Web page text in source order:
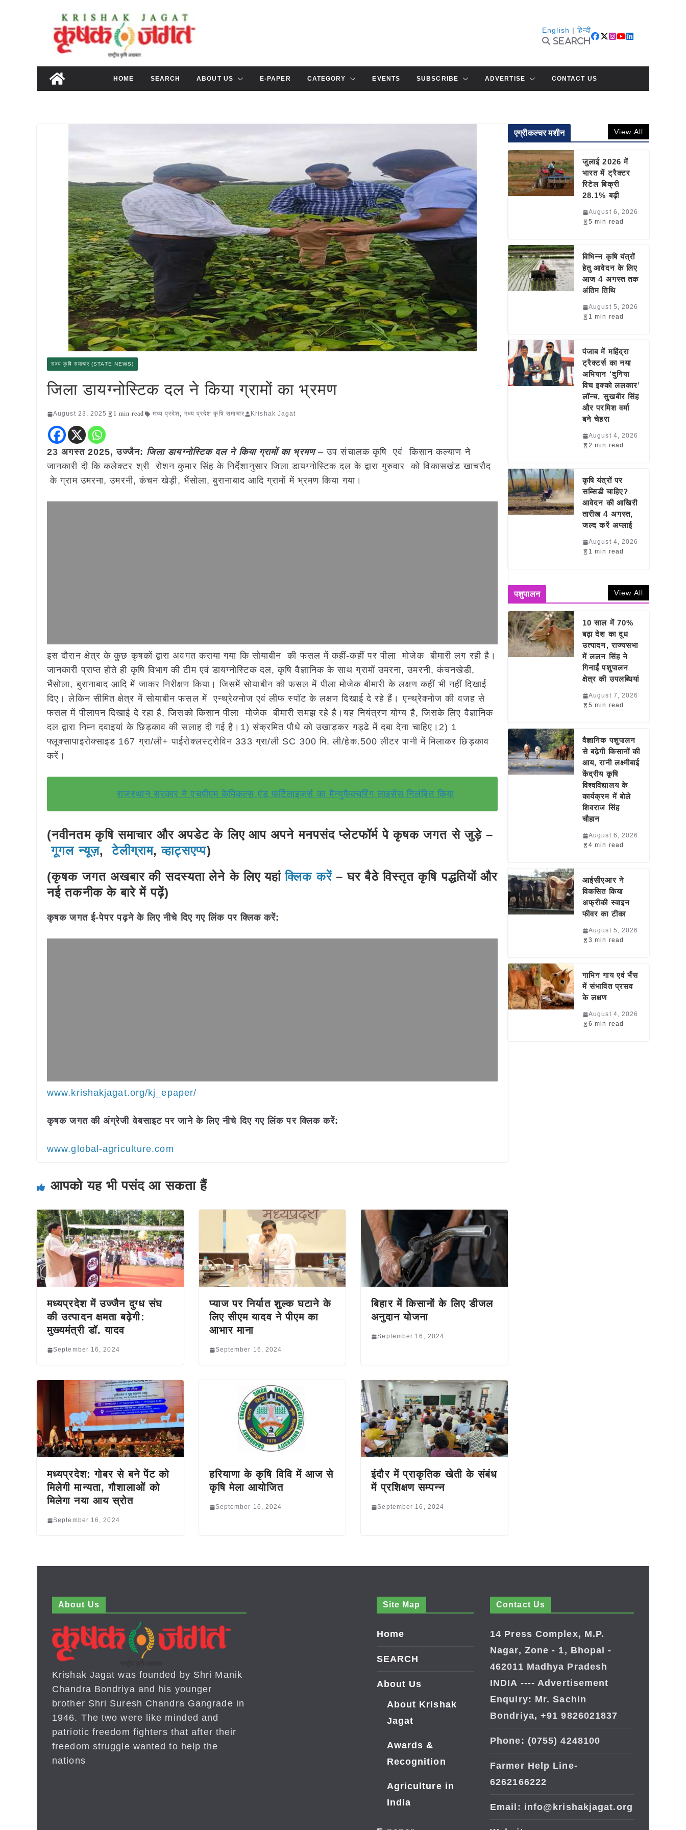
content
English | हिन्दी
Search
HOME SEARCH ABOUT US E-PAPER CATEGORY EVENTS SUBSCRIBE ADVERTISE CONTACT US
राज्य कृषि समाचार (STATE NEWS)
जिला डायग्नोस्टिक दल ने किया ग्रामों का भ्रमण
August 23, 2025 1 min read मध्य प्रदेश, मध्य प्रदेश कृषि समाचार Krishak Jagat
23 अगस्त 2025,उज्जैन: जिला डायग्नोस्टिक दल ने किया ग्रामों का भ्रमण– उप संचालक कृषि एवं किसान कल्याण ने
जानकारी दी कि कलेक्टर श्री रोशन कुमार सिंह के निर्देशानुसार जिला डायग्नोस्टिक दल के ‌द्वारा गुरुवार को विकासखंड खाचरौद
के ग्राम उमरना, उमरनी, कंचन खेड़ी, भैंसोला, बुरानाबाद आदि ग्रामों में भ्रमण किया गया।
इस दौरान क्षेत्र के कुछ कृषकों द्वारा अवगत कराया गया कि सोयाबीन की फसल में कहीं-कहीं पर पीला मोजेक बीमारी लग रही है।
जानकारी प्राप्त होते ही कृषि विभाग की टीम एवं डायग्नोस्टिक दल, कृषि वैज्ञानिक के साथ ग्रामों उमरना, उमरनी, कंचनखेडी,
भैंसोला, बुरानाबाद आदि में जाकर निरीक्षण किया। जिसमें सोयाबीन की फसल में पीला मोजेक बीमारी के लक्षण कहीं भी नहीं दिखाई
दिए। लेकिन सीमित क्षेत्र में सोयाबीन फसल में एन्थ्रेक्नोज एवं लीफ स्पॉट के लक्षण दिखाई दे रहे हैं। एन्थ्रेक्नोज की वजह से
फसल में पीलापन दिखाई दे रहा है, जिसको किसान पीला मोजेक बीमारी समझ रहे है।यह नियंत्रण योग्य है, जिसके लिए वैज्ञानिक
दल द्वारा निम्न दवाइयां के छिड़काव की सलाह दी गई है।1) संक्रमित पौधे को उखाड़कर गड्ढे में दबा देना चाहिए।2) 1
फ्लूक्सापाइरोक्साइड 167 ग्रा/ली+ पाईरोक्लस्ट्रोविन 333 ग्रा/ली SC 300 मि. ली/हेक.500 लीटर पानी में मिलाकर छिड़काव
करें।
राजस्थान सरकार ने एचपीएम केमिकल्स एंड फर्टिलाइजर्स का मैन्युफैक्चरिंग लाइसेंस निलंबित किया
(नवीनतम कृषि समाचार और अपडेट के लिए आप अपने मनपसंद प्लेटफॉर्म पे कृषक जगत से जुड़े –
गूगल न्यूज़,टेलीग्राम,व्हाट्सएप्प)
(कृषक जगत अखबार की सदस्यता लेने के लिए यहांक्लिक करें– घर बैठे विस्तृत कृषि पद्धतियों और
नई तकनीक के बारे में पढ़ें)
कृषक जगत ई-पेपर पढ़ने के लिए नीचे दिए गए लिंक पर क्लिक करें:
www.krishakjagat.org/kj_epaper/
कृषक जगत की अंग्रेजी वेबसाइट पर जाने के लिए नीचे दिए गए लिंक पर क्लिक करें:
www.global-agriculture.com
आपको यह भी पसंद आ सकता हैं
मध्यप्रदेश में उज्जैन दुग्ध संघ
की उत्पादन क्षमता बढ़ेगी:
मुख्यमंत्री डॉ. यादव
September 16, 2024
प्याज पर निर्यात शुल्क घटाने के
लिए सीएम यादव ने पीएम का
आभार माना
September 16, 2024
बिहार में किसानों के लिए डीजल
अनुदान योजना
September 16, 2024
मध्यप्रदेश: गोबर से बने पेंट को
मिलेगी मान्यता, गौशालाओं को
मिलेगा नया आय स्रोत
September 16, 2024
हरियाणा के कृषि विवि में आज से
कृषि मेला आयोजित
September 16, 2024
इंदौर में प्राकृतिक खेती के संबंध
में प्रशिक्षण सम्पन्न
September 16, 2024
एग्रीकल्चर मशीन View All
जुलाई 2026 में
भारत में ट्रैक्टर
रिटेल बिक्री
28.1% बढ़ी
August 6, 2026
5 min read
विभिन्न कृषि यंत्रों
हेतु आवेदन के लिए
आज 4 अगस्त तक
अंतिम तिथि
August 5, 2026
1 min read
पंजाब में महिंद्रा
ट्रैक्टर्स का नया
अभियान ‘दुनिया
विच इक्को ललकार’
लॉन्च, सुखबीर सिंह
और परमिश वर्मा
बने चेहरा
August 4, 2026
2 min read
कृषि यंत्रों पर
सब्सिडी चाहिए?
आवेदन की आखिरी
तारीख 4 अगस्त,
जल्द करें अप्लाई
August 4, 2026
1 min read
पशुपालन View All
10 साल में 70%
बढ़ा देश का दूध
उत्पादन, राज्यसभा
में ललन सिंह ने
गिनाईं पशुपालन
क्षेत्र की उपलब्धियां
August 7, 2026
5 min read
वैज्ञानिक पशुपालन
से बढ़ेगी किसानों की
आय, रानी लक्ष्मीबाई
केंद्रीय कृषि
विश्वविद्यालय के
कार्यक्रम में बोले
शिवराज सिंह
चौहान
August 6, 2026
4 min read
आईसीएआर ने
विकसित किया
अफ्रीकी स्वाइन
फीवर का टीका
August 5, 2026
3 min read
गाभिन गाय एवं भैंस
में संभावित प्रसव
के लक्षण
August 4, 2026
6 min read
About Us
Krishak Jagat was founded by Shri Manik
Chandra Bondriya and his younger
brother Shri Suresh Chandra Gangrade in
1946. The two were like minded and
patriotic freedom fighters that after their
freedom struggle wanted to help the
nations
Site Map
Home
SEARCH
About Us
About Krishak
Jagat
Awards &
Recognition
Agriculture in
India
Contact Us
14 Press Complex, M.P.
Nagar, Zone - 1, Bhopal -
462011 Madhya Pradesh
INDIA ---- Advertisement
Enquiry: Mr. Sachin
Bondriya, +91 9826021837
Phone: (0755) 4248100
Farmer Help Line-
6262166222
Email: info@krishakjagat.org